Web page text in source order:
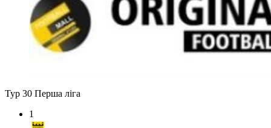
Тур 30 Перша ліга
1